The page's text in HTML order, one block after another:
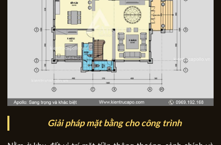
Giải pháp mặt bằng cho công trình